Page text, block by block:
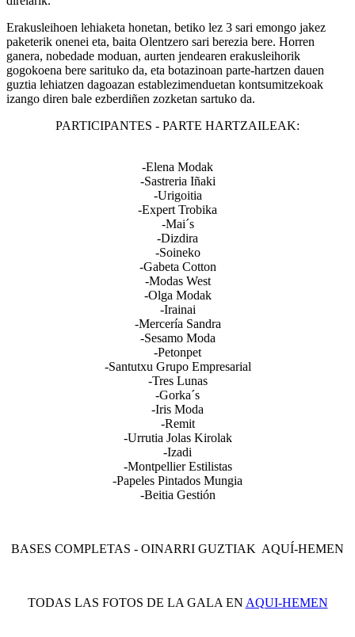
Erakusleihoen lehiaketa honetan, betiko lez 3 sari emongo jakez
paketerik onenei eta, baita Olentzero sari berezia bere. Horren
ganera, nobedade moduan, aurten jendearen erakusleihorik
gogokoena bere sarituko da, eta botazinoan parte-hartzen dauen
guztia lehiatzen dagoazan establezimenduetan kontsumitzekoak
izango diren bale ezberdiñen zozketan sartuko da.
PARTICIPANTES - PARTE HARTZAILEAK:
-Elena Modak
-Sastreria Iñaki
-Urigoitia
-Expert Trobika
-Mai´s
-Dizdira
-Soineko
-Gabeta Cotton
-Modas West
-Olga Modak
-Irainai
-Mercería Sandra
-Sesamo Moda
-Petonpet
-Santutxu Grupo Empresarial
-Tres Lunas
-Gorka´s
-Iris Moda
-Remit
-Urrutia Jolas Kirolak
-Izadi
-Montpellier Estilistas
-Papeles Pintados Mungia
-Beitia Gestión
BASES COMPLETAS - OINARRI GUZTIAK AQUÍ-HEMEN
TODAS LAS FOTOS DE LA GALA EN AQUI-HEMEN